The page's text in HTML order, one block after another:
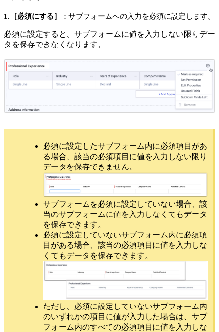
1.［必須にする］ ：サブフォームへの入力を必須に設定します。
必須に設定すると、サブフォームに値を入力しない限りデー
タを保存できなくなります。
必須に設定したサブフォーム内に必須項目があ
る場合、該当の必須項目に値を入力しない限り
データを保存できません。
サブフォームを必須に設定していない場合、該
当のサブフォームに値を入力しなくてもデータ
を保存できます。
必須に設定していないサブフォーム内に必須項
目がある場合、該当の必須項目に値を入力しな
くてもデータを保存できます。
ただし、必須に設定していないサブフォーム内
のいずれかの項目に値が入力した場合は、サブ
フォーム内のすべての必須項目に値を入力しな